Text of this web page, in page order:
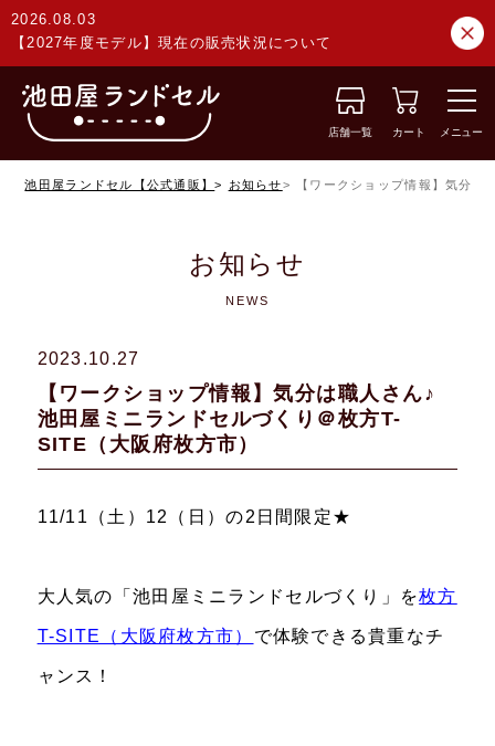
2026.08.03
【2027年度モデル】現在の販売状況について
店舗一覧 カート メニュー
池田屋ランドセル【公式通販】 お知らせ 【ワークショップ情報】気分
お知らせ
NEWS
2023.10.27
【ワークショップ情報】気分は職人さん♪
池田屋ミニランドセルづくり＠枚方T-
SITE（大阪府枚方市）
11/11（土）12（日）の2日間限定★
大人気の「池田屋ミニランドセルづくり」を枚方
T-SITE（大阪府枚方市） で体験できる貴重なチ
ャンス！